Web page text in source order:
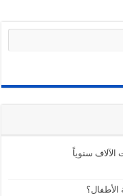
سنوياً
الأطفال؟